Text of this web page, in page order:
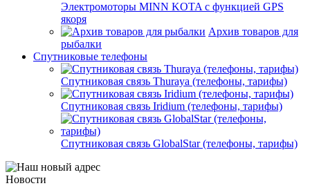
Электромоторы MINN KOTA с функцией GPS
якоря
Архив товаров для
рыбалки
Спутниковые телефоны
Спутниковая связь Thuraya (телефоны, тарифы)
Спутниковая связь Iridium (телефоны, тарифы)
Спутниковая связь GlobalStar (телефоны, тарифы)
Новости